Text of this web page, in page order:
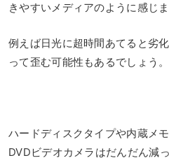
きやすいメディアのように感じま
例えば日光に超時間あてると劣
って歪む可能性もあるでしょう。
ハードディスクタイプや内蔵メ
DVDビデオカメラはだんだん減